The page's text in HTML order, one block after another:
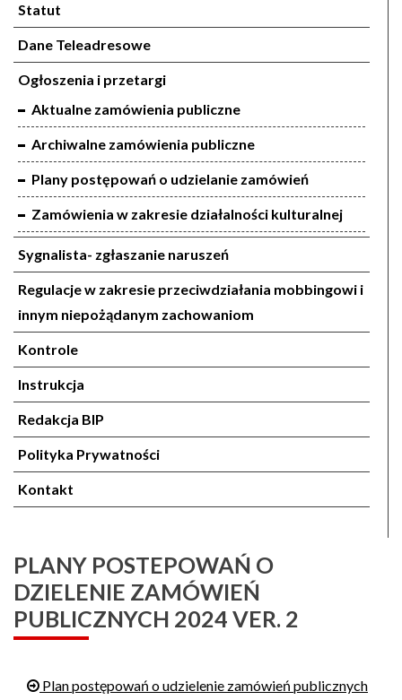
Statut
Dane Teleadresowe
Ogłoszenia i przetargi
Aktualne zamówienia publiczne
Archiwalne zamówienia publiczne
Plany postępowań o udzielanie zamówień
Zamówienia w zakresie działalności kulturalnej
Sygnalista- zgłaszanie naruszeń
Regulacje w zakresie przeciwdziałania mobbingowi i
innym niepożądanym zachowaniom
Kontrole
Instrukcja
Redakcja BIP
Polityka Prywatności
Kontakt
PLANY POSTEPOWAŃ O
DZIELENIE ZAMÓWIEŃ
PUBLICZNYCH 2024 VER. 2
Plan postępowań o udzielenie zamówień publicznych